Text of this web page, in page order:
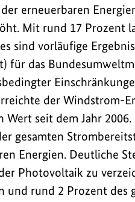
erneuerbaren
Mit rund 17 Prozent
sind vorläufige
für das
der Windstrom-
Wert seit dem Jahr
gesamten
Energien. Deutliche
Photovoltaik zu
und rund 2 Prozent des